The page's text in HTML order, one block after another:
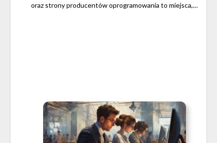
oraz strony producentów oprogramowania to miejsca,…